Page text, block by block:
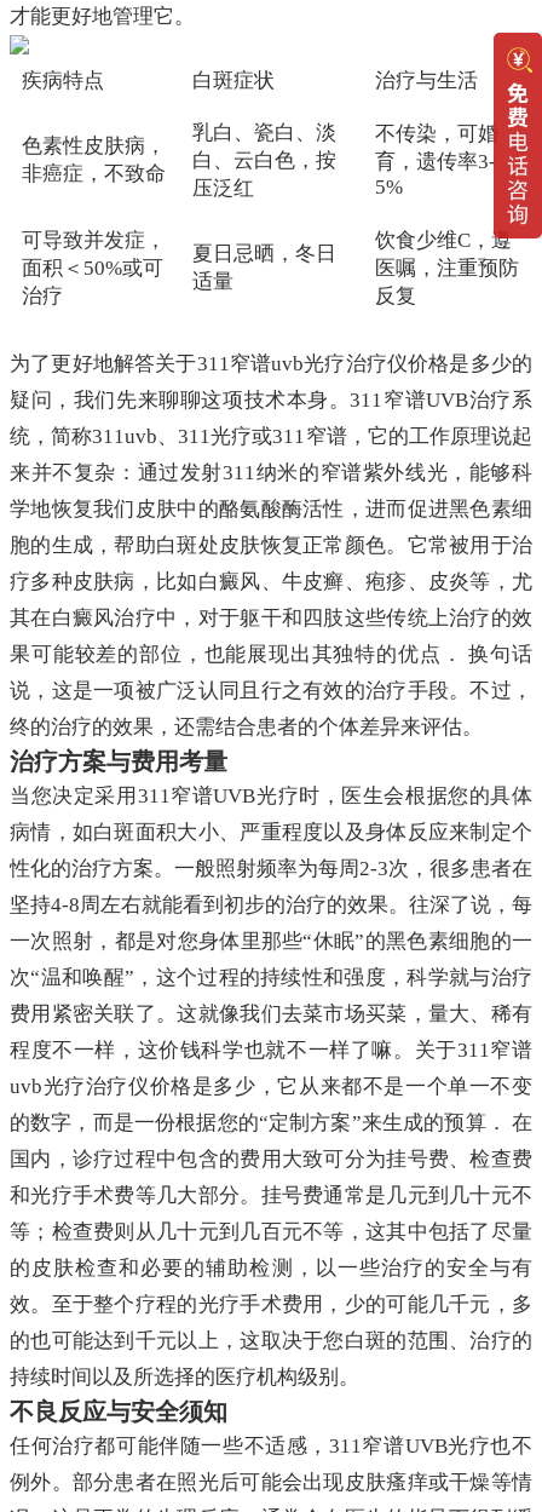
才能更好地管理它。
疾病特点 白斑症状 治疗与生活
色素性皮肤病，
非癌症，不致命
乳白、瓷白、淡
白、云白色，按
压泛红
不传染，可婚
育，遗传率3-
5%
可导致并发症，
面积＜50%或可
治疗
夏日忌晒，冬日
适量
饮食少维C，遵
医嘱，注重预防
反复
为了更好地解答关于311窄谱uvb光疗治疗仪价格是多少的
疑问，我们先来聊聊这项技术本身。311窄谱UVB治疗系
统，简称311uvb、311光疗或311窄谱，它的工作原理说起
来并不复杂：通过发射311纳米的窄谱紫外线光，能够科
学地恢复我们皮肤中的酪氨酸酶活性，进而促进黑色素细
胞的生成，帮助白斑处皮肤恢复正常颜色。它常被用于治
疗多种皮肤病，比如白癜风、牛皮癣、疱疹、皮炎等，尤
其在白癜风治疗中，对于躯干和四肢这些传统上治疗的效
果可能较差的部位，也能展现出其独特的优点． 换句话
说，这是一项被广泛认同且行之有效的治疗手段。不过，
终的治疗的效果，还需结合患者的个体差异来评估。
治疗方案与费用考量
当您决定采用311窄谱UVB光疗时，医生会根据您的具体
病情，如白斑面积大小、严重程度以及身体反应来制定个
性化的治疗方案。一般照射频率为每周2-3次，很多患者在
坚持4-8周左右就能看到初步的治疗的效果。往深了说，每
一次照射，都是对您身体里那些“休眠”的黑色素细胞的一
次“温和唤醒”，这个过程的持续性和强度，科学就与治疗
费用紧密关联了。这就像我们去菜市场买菜，量大、稀有
程度不一样，这价钱科学也就不一样了嘛。关于311窄谱
uvb光疗治疗仪价格是多少，它从来都不是一个单一不变
的数字，而是一份根据您的“定制方案”来生成的预算． 在
国内，诊疗过程中包含的费用大致可分为挂号费、检查费
和光疗手术费等几大部分。挂号费通常是几元到几十元不
等；检查费则从几十元到几百元不等，这其中包括了尽量
的皮肤检查和必要的辅助检测，以一些治疗的安全与有
效。至于整个疗程的光疗手术费用，少的可能几千元，多
的也可能达到千元以上，这取决于您白斑的范围、治疗的
持续时间以及所选择的医疗机构级别。
不良反应与安全须知
任何治疗都可能伴随一些不适感，311窄谱UVB光疗也不
例外。部分患者在照光后可能会出现皮肤瘙痒或干燥等情